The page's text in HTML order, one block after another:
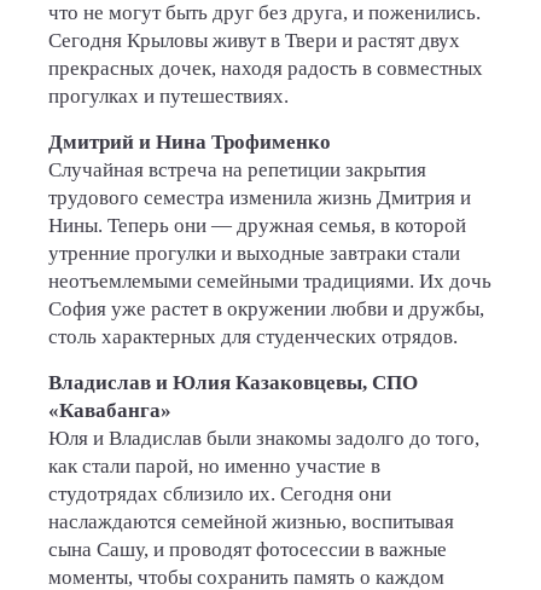
что не могут быть друг без друга, и поженились.
Сегодня Крыловы живут в Твери и растят двух
прекрасных дочек, находя радость в совместных
прогулках и путешествиях.
Дмитрий и Нина Трофименко
Случайная встреча на репетиции закрытия
трудового семестра изменила жизнь Дмитрия и
Нины. Теперь они — дружная семья, в которой
утренние прогулки и выходные завтраки стали
неотъемлемыми семейными традициями. Их дочь
София уже растет в окружении любви и дружбы,
столь характерных для студенческих отрядов.
Владислав и Юлия Казаковцевы, СПО
«Кавабанга»
Юля и Владислав были знакомы задолго до того,
как стали парой, но именно участие в
студотрядах сблизило их. Сегодня они
наслаждаются семейной жизнью, воспитывая
сына Сашу, и проводят фотосессии в важные
моменты, чтобы сохранить память о каждом